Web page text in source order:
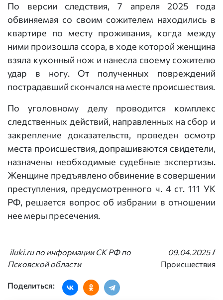
По версии следствия, 7 апреля 2025 года
обвиняемая со своим сожителем находились в
квартире по месту проживания, когда между
ними произошла ссора, в ходе которой женщина
взяла кухонный нож и нанесла своему сожителю
удар в ногу. От полученных повреждений
пострадавший скончался на месте происшествия.
По уголовному делу проводится комплекс
следственных действий, направленных на сбор и
закрепление доказательств, проведен осмотр
места происшествия, допрашиваются свидетели,
назначены необходимые судебные экспертизы.
Женщине предъявлено обвинение в совершении
преступления, предусмотренного ч. 4 ст. 111 УК
РФ, решается вопрос об избрании в отношении
нее меры пресечения.
iluki.ru по информации СК РФ по
Псковской области
09.04.2025 /
Происшествия
Поделиться: